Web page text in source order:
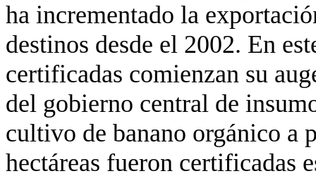
ha incrementado la
destinos desde el 2002. En
certificadas comienzan su
del gobierno central de
cultivo de banano orgánico a
hectáreas fueron certificadas